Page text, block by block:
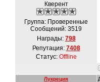
Кверент
Группа: Проверенные
Сообщений: 3519
Награды: 798
Репутация: 7408
Статус: Offline
Лукреция